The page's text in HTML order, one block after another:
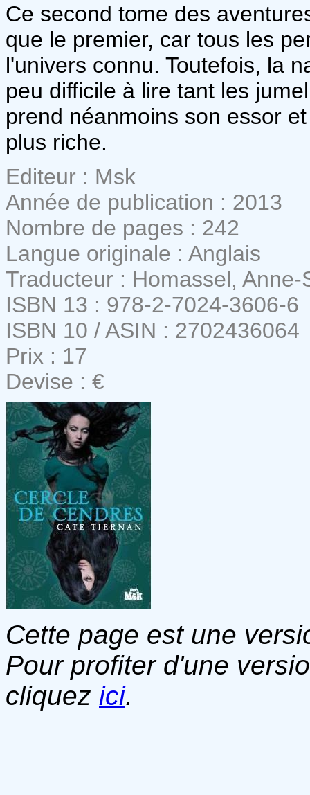
Ce second tome des
que le premier, car tous les
l'univers connu. Toutefois, la
peu difficile à lire tant les
prend néanmoins son essor
plus riche.
Editeur : Msk
Année de publication : 2013
Nombre de pages : 242
Langue originale : Anglais
Traducteur : Homassel, Anne-
ISBN 13 : 978-2-7024-3606-6
ISBN 10 / ASIN : 2702436064
Prix : 17
Devise : €
Cette page est une
Pour profiter d'une
cliquez ici.